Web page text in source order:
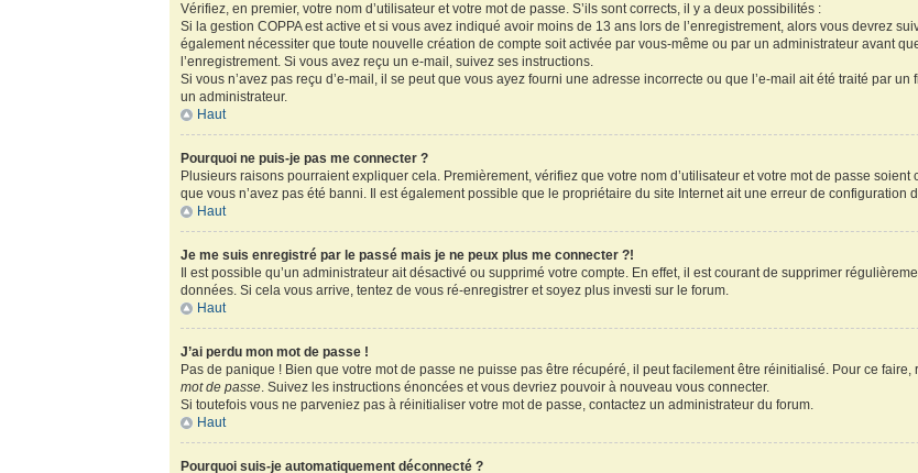
Vérifiez, en premier, votre nom d’utilisateur et votre mot de passe. S’ils sont corrects, il y a deux possibilités :
Si la gestion COPPA est active et si vous avez indiqué avoir moins de 13 ans lors de l’enregistrement, alors vous devrez
également nécessiter que toute nouvelle création de compte soit activée par vous-même ou par un administrateur avant
l’enregistrement. Si vous avez reçu un e-mail, suivez ses instructions.
Si vous n’avez pas reçu d’e-mail, il se peut que vous ayez fourni une adresse incorrecte ou que l’e-mail ait été traité par
un administrateur.
Haut
Pourquoi ne puis-je pas me connecter ?
Plusieurs raisons pourraient expliquer cela. Premièrement, vérifiez que votre nom d’utilisateur et votre mot de passe
que vous n’avez pas été banni. Il est également possible que le propriétaire du site Internet ait une erreur de configuration
Haut
Je me suis enregistré par le passé mais je ne peux plus me connecter ?!
Il est possible qu’un administrateur ait désactivé ou supprimé votre compte. En effet, il est courant de supprimer
données. Si cela vous arrive, tentez de vous ré-enregistrer et soyez plus investi sur le forum.
Haut
J’ai perdu mon mot de passe !
Pas de panique ! Bien que votre mot de passe ne puisse pas être récupéré, il peut facilement être réinitialisé. Pour ce
mot de passe. Suivez les instructions énoncées et vous devriez pouvoir à nouveau vous connecter.
Si toutefois vous ne parveniez pas à réinitialiser votre mot de passe, contactez un administrateur du forum.
Haut
Pourquoi suis-je automatiquement déconnecté ?